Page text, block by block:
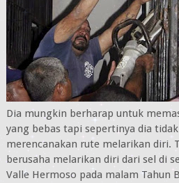
Dia mungkin berharap untuk
yang bebas tapi sepertinya dia
merencanakan rute melarikan diri.
berusaha melarikan diri dari sel di
Valle Hermoso pada malam Tahun